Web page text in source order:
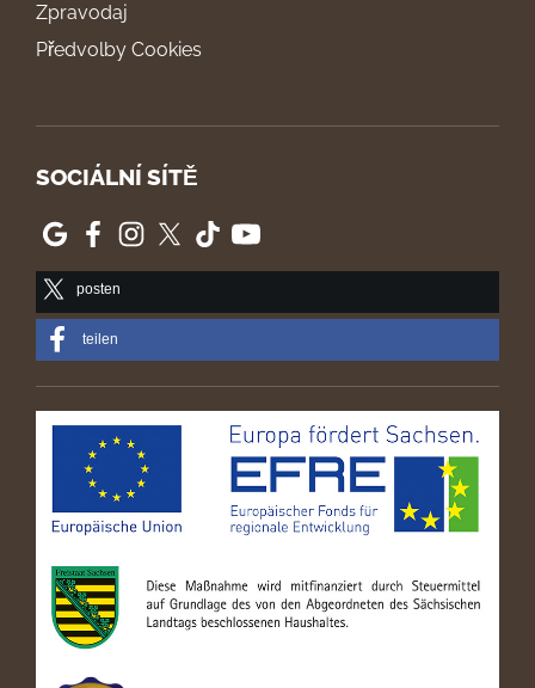
Zpravodaj
Předvolby Cookies
SOCIÁLNÍ SÍTĚ
posten
teilen